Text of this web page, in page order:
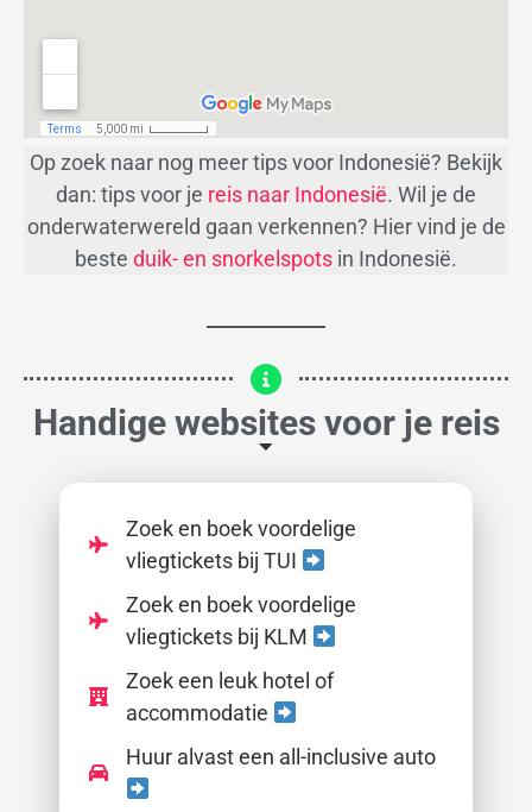
Op zoek naar nog meer tips voor Indonesië? Bekijk
dan: tips voor je reis naar Indonesië. Wil je de
onderwaterwereld gaan verkennen? Hier vind je de
beste duik- en snorkelspots in Indonesië.
Handige websites voor je reis
Zoek en boek voordelige
vliegtickets bij TUI
Zoek en boek voordelige
vliegtickets bij KLM
Zoek een leuk hotel of
accommodatie
Huur alvast een all-inclusive auto